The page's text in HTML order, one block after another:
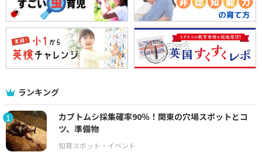
ランキング
1
カブトムシ採集確率90％！関東の穴場スポットとコ
ツ、準備物